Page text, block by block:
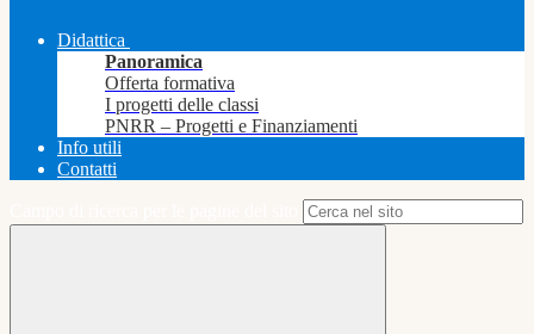
Didattica
Panoramica
Offerta formativa
I progetti delle classi
PNRR – Progetti e Finanziamenti
Info utili
Contatti